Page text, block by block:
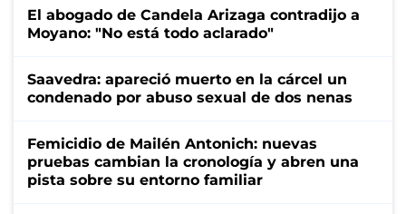
El abogado de Candela Arizaga contradijo a
Moyano: "No está todo aclarado"
Saavedra: apareció muerto en la cárcel un
condenado por abuso sexual de dos nenas
Femicidio de Mailén Antonich: nuevas
pruebas cambian la cronología y abren una
pista sobre su entorno familiar